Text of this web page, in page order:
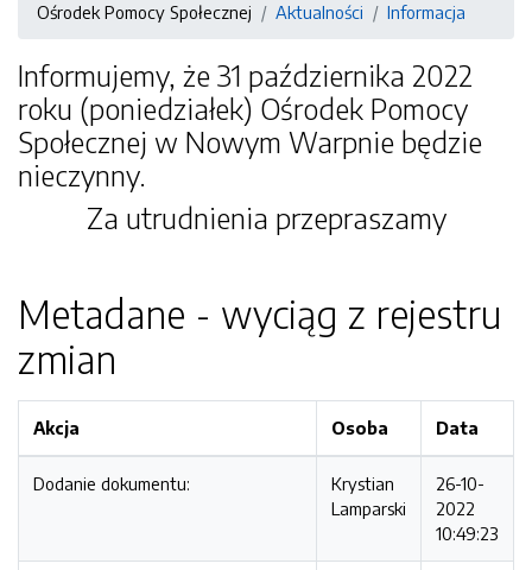
Ośrodek Pomocy Społecznej Aktualności Informacja
Informujemy, że 31 października 2022
roku (poniedziałek) Ośrodek Pomocy
Społecznej w Nowym Warpnie będzie
nieczynny.
Za utrudnienia przepraszamy
Metadane - wyciąg z rejestru
zmian
Akcja Osoba Data
Dodanie dokumentu:
Krystian
Lamparski
26-10-
2022
10:49:23